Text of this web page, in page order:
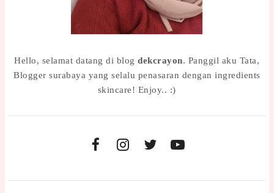
Hello, selamat datang di blogdekcrayon. Panggil aku Tata,
Blogger surabaya yang selalu penasaran dengan ingredients
skincare! Enjoy.. :)